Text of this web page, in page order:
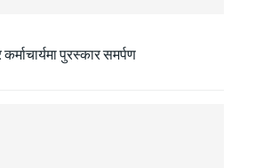
कर्माचार्यमा पुरस्कार समर्पण